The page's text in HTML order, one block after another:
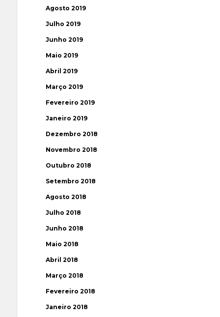
Agosto 2019
Julho 2019
Junho 2019
Maio 2019
Abril 2019
Março 2019
Fevereiro 2019
Janeiro 2019
Dezembro 2018
Novembro 2018
Outubro 2018
Setembro 2018
Agosto 2018
Julho 2018
Junho 2018
Maio 2018
Abril 2018
Março 2018
Fevereiro 2018
Janeiro 2018